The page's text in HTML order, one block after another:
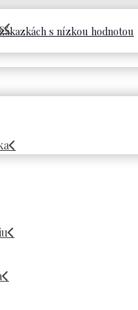
s nízkou hodnotou